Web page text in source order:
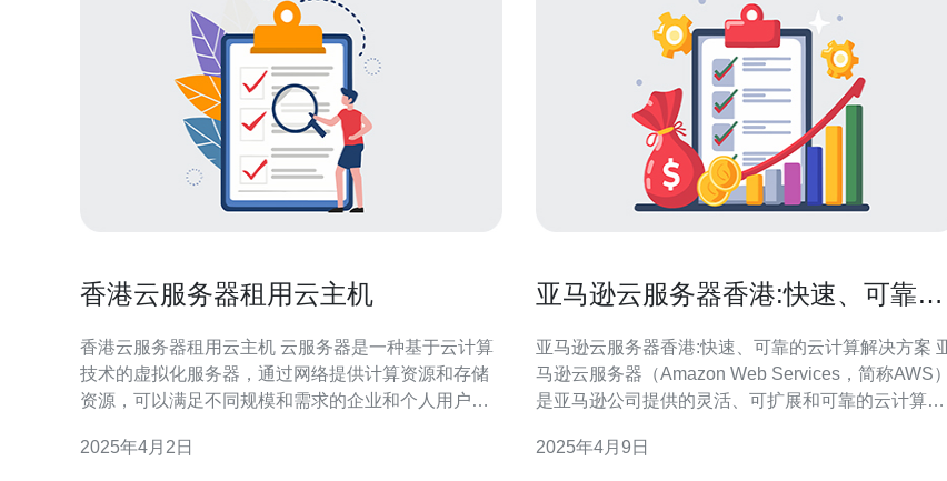
香港云服务器租用云主机
香港云服务器租用云主机 云服务器是一种基于云计算
技术的虚拟化服务器，通过网络提供计算资源和存储
资源，可以满足不同规模和需求的企业和个人用户的
设施和稳定的电信环境。选择香港云服务器可以享受
2025年4月2日
亚马逊云服务器香港:快速、可靠的
亚马逊云服务器香港:快速、可靠的云计算解决方案 亚
马逊云服务器（Amazon Web Services，简称AWS）
是亚马逊公司提供的灵活、可扩展和可靠的云计算解
全球范围内拥有多个数据中心，其中包括位于香港的
2025年4月9日